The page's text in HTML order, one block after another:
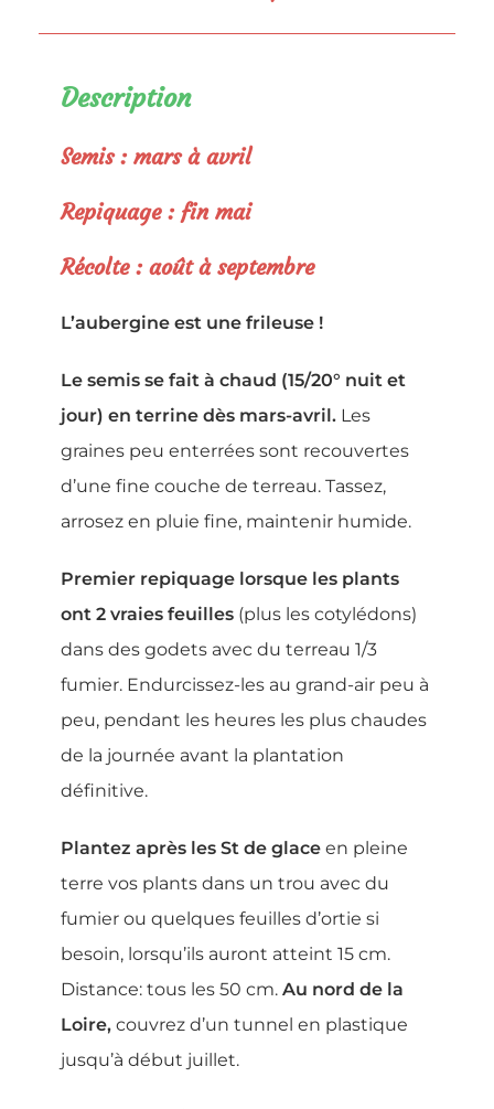
Description
Semis : mars à avril
Repiquage : fin mai
Récolte : août à septembre
L’aubergine est une frileuse !
Le semis se fait à chaud (15/20° nuit et
jour) en terrine dès mars-avril. Les
graines peu enterrées sont recouvertes
d’une fine couche de terreau. Tassez,
arrosez en pluie fine, maintenir humide.
Premier repiquage lorsque les plants
ont 2 vraies feuilles (plus les cotylédons)
dans des godets avec du terreau 1/3
fumier. Endurcissez-les au grand-air peu à
peu, pendant les heures les plus chaudes
de la journée avant la plantation
définitive.
Plantez après les St de glace en pleine
terre vos plants dans un trou avec du
fumier ou quelques feuilles d’ortie si
besoin, lorsqu’ils auront atteint 15 cm.
Distance: tous les 50 cm. Au nord de la
Loire, couvrez d’un tunnel en plastique
jusqu’à début juillet.